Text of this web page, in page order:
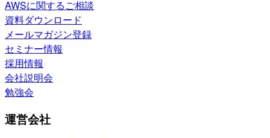
AWSに関するご相談
資料ダウンロード
メールマガジン登録
セミナー情報
採用情報
会社説明会
勉強会
運営会社